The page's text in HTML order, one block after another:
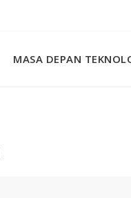
MASA DEPAN